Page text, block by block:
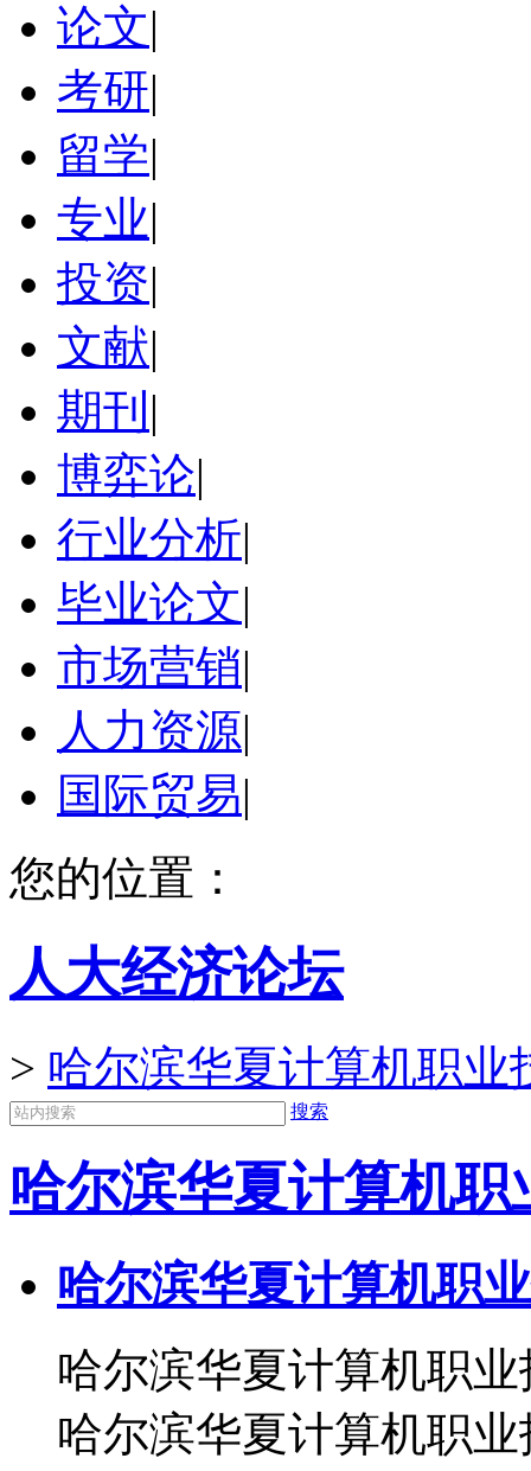
论文|
考研|
留学|
专业|
投资|
文献|
期刊 |
博弈论|
行业分析|
毕业论文|
市场营销|
人力资源|
国际贸易|
您的位置：
人大经济论坛
> 哈尔滨华夏计算机职业
搜索
哈尔滨华夏计算机职
哈尔滨华夏计算机职
哈尔滨华夏计算机职
哈尔滨华夏计算机职